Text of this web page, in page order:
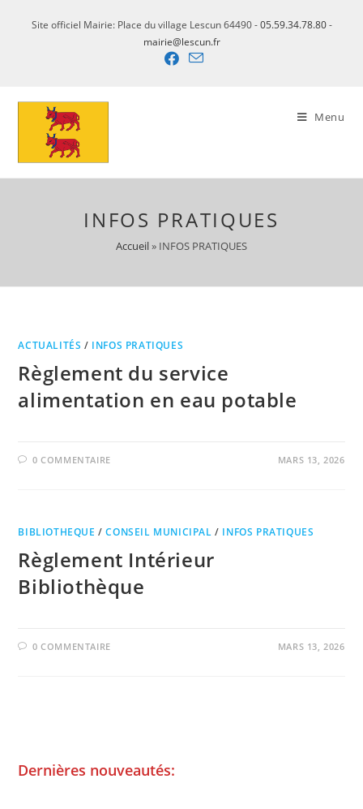
Site officiel Mairie: Place du village Lescun 64490 -05.59.34.78.80-
mairie@lescun.fr
Menu
INFOS PRATIQUES
Accueil» INFOS PRATIQUES
ACTUALITÉS / INFOS PRATIQUES
Règlement du service
alimentation en eau potable
0 COMMENTAIRE MARS 13, 2026
BIBLIOTHEQUE /CONSEIL MUNICIPAL / INFOS PRATIQUES
Règlement Intérieur
Bibliothèque
0 COMMENTAIRE MARS 13, 2026
Dernières nouveautés: